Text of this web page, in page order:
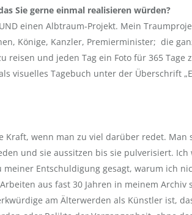
Sie gerne einmal realisieren würden?
einen Albtraum-Projekt. Mein
Könige, Kanzler, Premierminister; die
reisen und jeden Tag ein Foto für 365
visuelles Tagebuch unter der Überschrift
Kraft, wenn man zu viel darüber redet. Man
und sie aussitzen bis sie pulverisiert.
meiner Entschuldigung gesagt, warum ich
aus fast 30 Jahren in meinem
am Älterwerden als Künstler ist,